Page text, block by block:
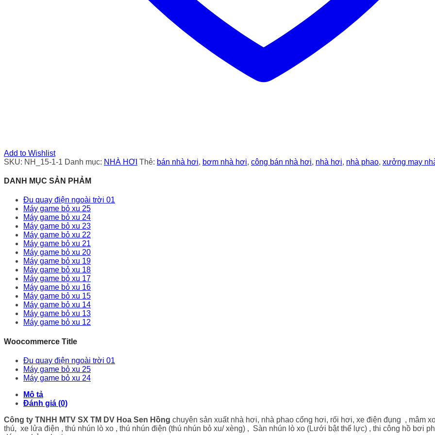
Add to Wishlist
SKU: NH_15-1-1 Danh mục: NHÀ HƠI Thẻ: bán nhà hơi, bơm nhà hơi, công bán nhà hơi, nhà hơi, nhà phao, xưởng may
DANH MỤC SẢN PHẢM
Đu quay điện ngoài trời 01
Máy game bỏ xu 25
Máy game bỏ xu 24
Máy game bỏ xu 23
Máy game bỏ xu 22
Máy game bỏ xu 21
Máy game bỏ xu 20
Máy game bỏ xu 19
Máy game bỏ xu 18
Máy game bỏ xu 17
Máy game bỏ xu 16
Máy game bỏ xu 15
Máy game bỏ xu 14
Máy game bỏ xu 13
Máy game bỏ xu 12
Woocommerce Title
Đu quay điện ngoài trời 01
Máy game bỏ xu 25
Máy game bỏ xu 24
Mô tả
Đánh giá (0)
Công ty TNHH MTV SX TM DV Hoa Sen Hồng chuyên sản xuất nhà hơi, nhà phao cổng hơi, rối hơi, xe điện đụng , mâm
thú, xe lửa điện , thú nhún lò xo , thú nhún điện (thú nhún bỏ xu/ xèng) , Sàn nhún lò xo (Lưới bật thể lực) , thi công hồ bơi